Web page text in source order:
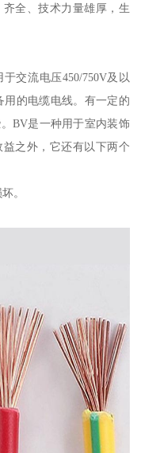
全、技术力量雄厚，生
交流电压450/750V及以
的电缆电线。有一定的
BV是一种用于室内装饰
之外，它还有以下两个
。